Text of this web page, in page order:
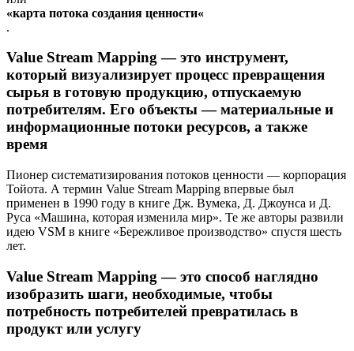
«карта потока создания ценности«
.
Value Stream Mapping — это инструмент,
который визуализирует процесс превращения
сырья в готовую продукцию, отпускаемую
потребителям. Его объекты — материальные и
информационные потоки ресурсов, а также
время
Пионер систематизирования потоков ценности — корпорация
Тойота. А термин Value Stream Mapping впервые был
применен в 1990 году в книге Дж. Вумека, Д. Джоунса и Д.
Руса «Машина, которая изменила мир». Те же авторы развили
идею VSM в книге «Бережливое производство» спустя шесть
лет.
Value Stream Mapping — это способ наглядно
изобразить шаги, необходимые, чтобы
потребность потребителей превратилась в
продукт или услугу